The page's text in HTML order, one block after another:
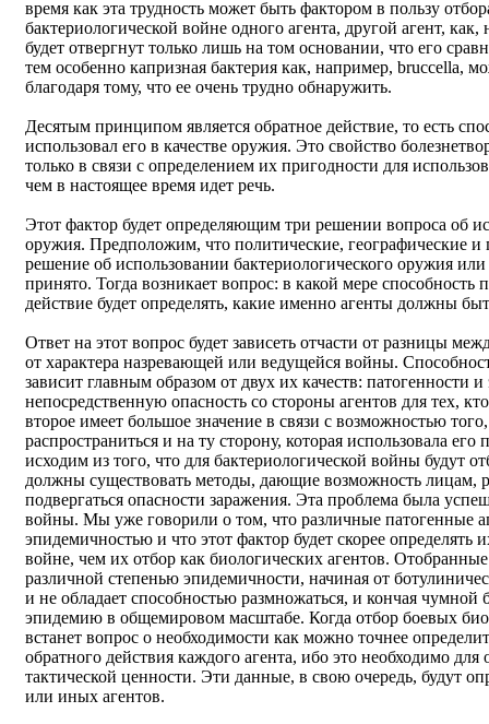
время как эта трудность может быть фактором в пользу
бактериологической войне одного агента, другой агент,
будет отвергнут только лишь на том основании, что его
тем особенно капризная бактерия как, например, bruccella,
благодаря тому, что ее очень трудно обнаружить.
Десятым принципом является обратное действие, то есть
использовал его в качестве оружия. Это свойство
только в связи с определением их пригодности для
чем в настоящее время идет речь.
Этот фактор будет определяющим три решении вопроса об
оружия. Предположим, что политические, географические и
решение об использовании бактериологического оружия
принято. Тогда возникает вопрос: в какой мере способность
действие будет определять, какие именно агенты должны
Ответ на этот вопрос будет зависеть отчасти от разницы
от характера назревающей или ведущейся войны.
зависит главным образом от двух их качеств: патогенности
непосредственную опасность со стороны агентов для тех,
второе имеет большое значение в связи с возможностью
распространиться и на ту сторону, которая использовала
исходим из того, что для бактериологической войны будут
должны существовать методы, дающие возможность лицам,
подвергаться опасности заражения. Эта проблема была
войны. Мы уже говорили о том, что различные патогенные
эпидемичностью и что этот фактор будет скорее определять
войне, чем их отбор как биологических агентов.
различной степенью эпидемичности, начиная от
и не обладает способностью размножаться, и кончая чумной
эпидемию в общемировом масштабе. Когда отбор боевых
встанет вопрос о необходимости как можно точнее
обратного действия каждого агента, ибо это необходимо для
тактической ценности. Эти данные, в свою очередь, будут
или иных агентов.